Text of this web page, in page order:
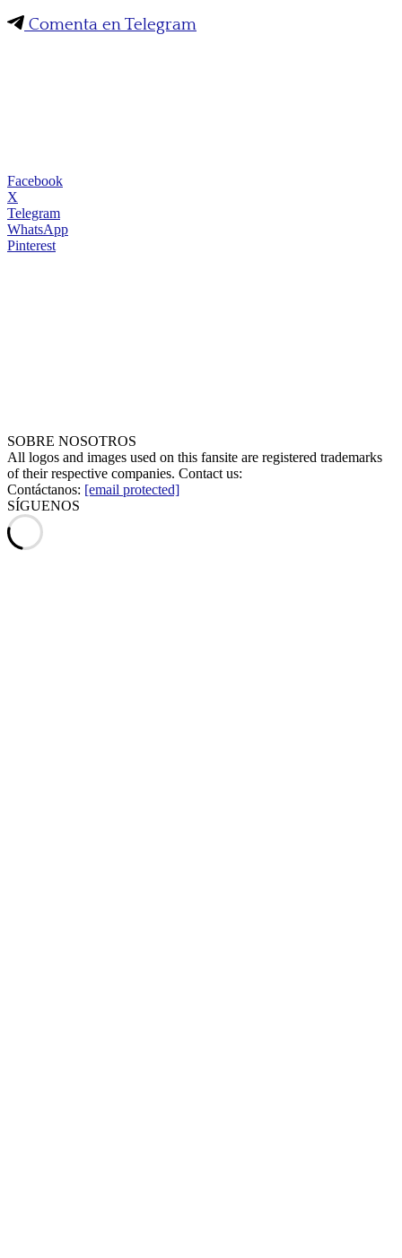
Comenta en Telegram
Facebook
X
Telegram
WhatsApp
Pinterest
SOBRE NOSOTROS
All logos and images used on this fansite are registered trademarks
of their respective companies. Contact us:
Contáctanos: [email protected]
SÍGUENOS